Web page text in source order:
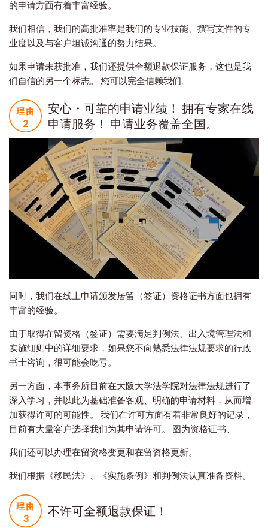
的申请方面有着丰富经验。
我们相信，我们的高批准率是我们的专业技能、撰写文件的专
业度以及与客户坦诚沟通的努力结果。
如果申请未获批准，我们还提供全额退款保证服务，这也是我
们自信的另一个标志。 您可以完全信赖我们。
安心・可靠的申请业绩！ 拥有专家在线
申请服务！ 申请业务覆盖全国。
同时，我们在线上申请颁发居留（签证）资格证书方面也拥有
丰富的经验。
由于取得在留资格（签证）需要满足判例法、出入境管理法和
实施细则中的详细要求，如果您不向熟悉法律法规要求的行政
书士咨询，很可能会吃亏。
另一方面，本事务所目前在大阪大学法学院对法律法规进行了
深入学习，并以此为基础准备客观、明确的申请材料，从而增
加获得许可的可能性。 我们在许可方面有着非常良好的记录，
目前有大量客户选择我们为其申请许可。 图为资格证书、
我们还可以办理在留资格变更和在留资格更新。
我们根据《移民法》、《实施条例》和判例法认真准备资料。
不许可全额退款保证！